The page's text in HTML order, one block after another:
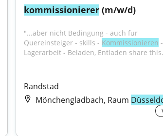
kommissionierer (m/w/d)
"...aber nicht Bedingung - auch für
Quereinsteiger - skills - Kommissionieren -
Lagerarbeit - Beladen, Entladen share
Randstad
Mönchengladbach, Raum